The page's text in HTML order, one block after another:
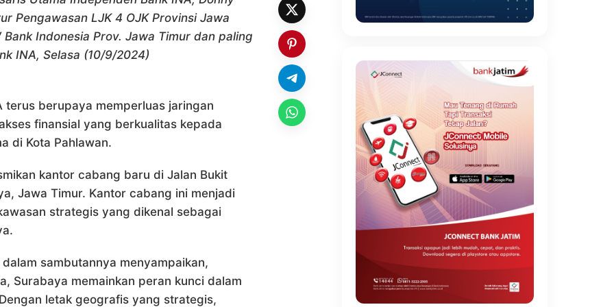
Pengawasan LJK 4 OJK Provinsi Jawa
Bank Indonesia Prov. Jawa Timur dan paling
INA, Selasa (10/9/2024)
terus berupaya memperluas jaringan
finansial yang berkualitas kepada
di Kota Pahlawan.
kantor cabang baru di Jalan Bukit
Jawa Timur. Kantor cabang ini menjadi
strategis yang dikenal sebagai
sambutannya menyampaikan,
Surabaya memainkan peran kunci dalam
letak geografis yang strategis,